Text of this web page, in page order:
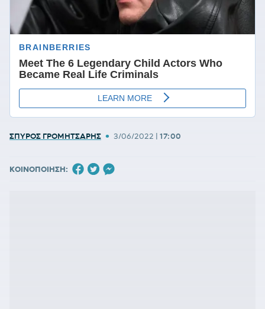
ΣΠΥΡΟΣ ΓΡΟΜΗΤΣΑΡΗΣ • 3/06/2022 | 17:00
ΚΟΙΝΟΠΟΙΗΣΗ: